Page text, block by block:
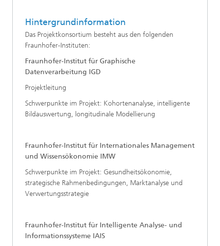
Hintergrundinformation
Das Projektkonsortium besteht aus den folgenden
Fraunhofer-Instituten:
Fraunhofer-Institut für Graphische
Datenverarbeitung IGD
Projektleitung
Schwerpunkte im Projekt: Kohortenanalyse, intelligente
Bildauswertung, longitudinale Modellierung
Fraunhofer-Institut für Internationales Management
und Wissensökonomie IMW
Schwerpunkte im Projekt: Gesundheitsökonomie,
strategische Rahmenbedingungen, Marktanalyse und
Verwertungsstrategie
Fraunhofer-Institut für Intelligente Analyse- und
Informationssysteme IAIS